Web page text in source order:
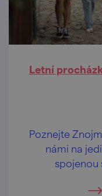
Letní
Poznejte
námi na
spojenou